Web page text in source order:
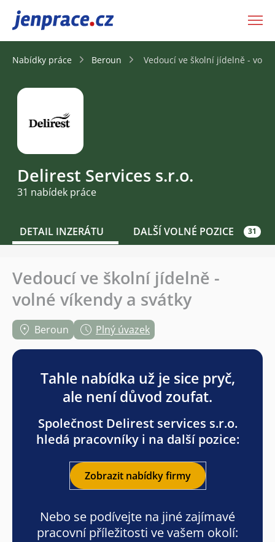
JenPráce.cz
Nabídky práce Beroun Vedoucí ve školní jídelně -
Delirest Services s.r.o.
31 nabídek práce
DETAIL INZERÁTU DALŠÍ VOLNÉ POZICE 31
Vedoucí ve školní jídelně -
volné víkendy a svátky
Beroun Plný úvazek
Tahle nabídka už je sice pryč,
ale není důvod zoufat.
Společnost Delirest services s.r.o.
hledá pracovníky i na další pozice:
Zobrazit nabídky firmy
Nebo se podívejte na jiné zajímavé
pracovní příležitosti ve vašem okolí: